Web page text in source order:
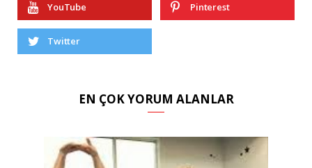
YouTube Pinterest
Twitter
EN ÇOK YORUM ALANLAR